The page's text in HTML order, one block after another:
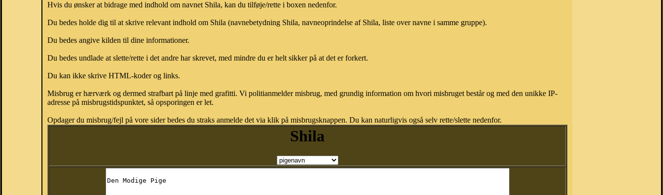
Hvis du ønsker at bidrage med indhold om navnet Shila, kan du tilføje/rette i boxen nedenfor.
Du bedes holde dig til at skrive relevant indhold om Shila (navnebetydning Shila, navneoprindelse af Shila, liste over navne i samme gruppe).
Du bedes angive kilden til dine informationer.
Du bedes undlade at slette/rette i det andre har skrevet, med mindre du er helt sikker på at det er forkert.
Du kan ikke skrive HTML-koder og links.
Misbrug er hærværk og dermed strafbart på linje med grafitti. Vi politianmelder misbrug, med grundig information om hvori misbruget består og med den unikke IP-
adresse på misbrugstidspunktet, så opsporingen er let.
Opdager du misbrug/fejl på vore sider bedes du straks anmelde det via klik på misbrugsknappen. Du kan naturligvis også selv rette/slette nedenfor.
Shila